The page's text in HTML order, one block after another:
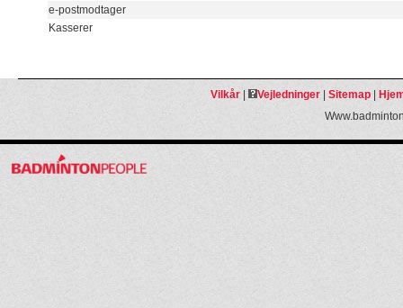
e-postmodtager
Kasserer
Vilkår| Vejledninger| Sitemap|